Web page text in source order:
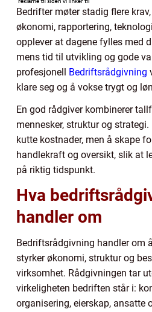
Bedrifter møter stadig flere
økonomi, rapportering,
opplever at dagene fylles med
mens tid til utvikling og gode
profesjonell Bedriftsrådgivning
klare seg og å vokse trygt og
En god rådgiver kombinerer
mennesker, struktur og
kutte kostnader, men å skape
handlekraft og oversikt, slik at
på riktig tidspunkt.
Hva
handler om
Bedriftsrådgivning handler om
styrker økonomi, struktur og
virksomhet. Rådgivningen tar
virkeligheten bedriften står i:
organisering, eierskap, ansatte